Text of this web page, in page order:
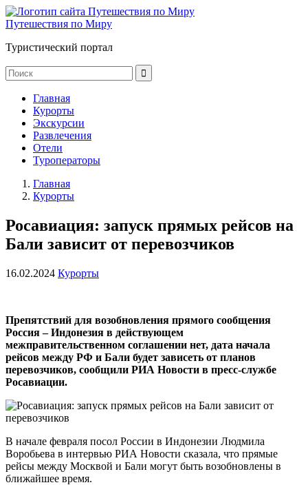
Путешествия по Миру
Туристический портал
Главная
Курорты
Экскурсии
Развлечения
Отели
Туроператоры
Главная
Курорты
Росавиация: запуск прямых рейсов на
Бали зависит от перевозчиков
16.02.2024 Курорты
Препятствий для возобновления прямого сообщения
Россия – Индонезия в действующем
межправительственном соглашении нет, дата начала
рейсов между РФ и Бали будет зависеть от планов
перевозчиков, сообщили РИА Новости в пресс-службе
Росавиации.
В начале февраля посол России в Индонезии Людмила
Воробьева в интервью РИА Новости сказала, что прямые
рейсы между Москвой и Бали могут быть возобновлены в
ближайшее время.